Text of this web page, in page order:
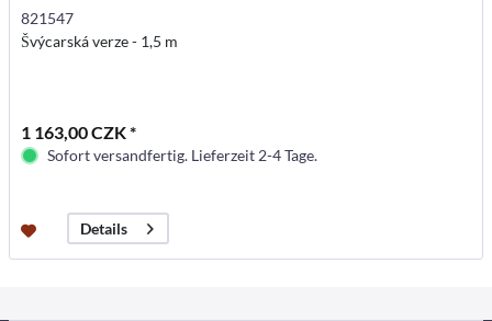
821547
Švýcarská verze - 1,5 m
1 163,00 CZK *
Sofort versandfertig. Lieferzeit 2-4 Tage.
Details